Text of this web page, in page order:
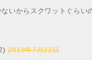
いからスクワットぐら
2019年7月22日